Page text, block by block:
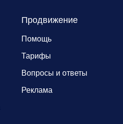
Продвижение
Помощь
Тарифы
Вопросы и ответы
Реклама